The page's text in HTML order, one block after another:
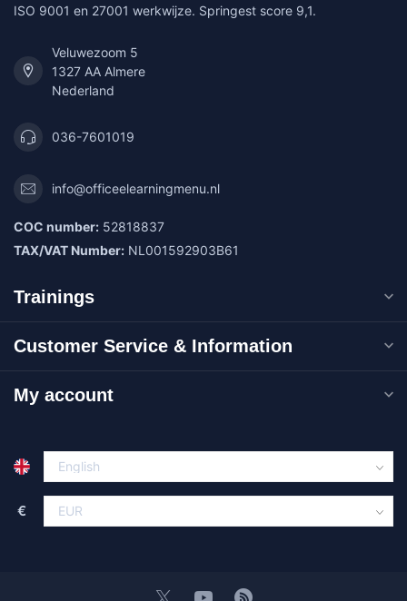
ISO 9001 en 27001 werkwijze. Springest score 9,1.
Veluwezoom 5
1327 AA Almere
Nederland
036-7601019
info@officeelearningmenu.nl
COC number: 52818837
TAX/VAT Number: NL001592903B61
Trainings
Customer Service & Information
My account
€